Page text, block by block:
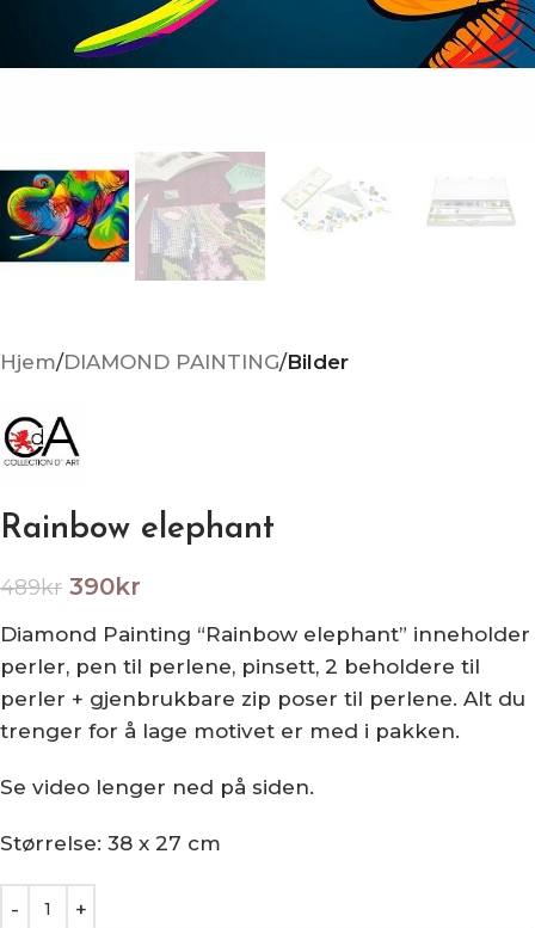
Hjem DIAMOND PAINTING Bilder
Rainbow elephant
489kr 390kr
Diamond Painting “Rainbow elephant” inneholder
perler, pen til perlene, pinsett, 2 beholdere til
perler + gjenbrukbare zip poser til perlene. Alt du
trenger for å lage motivet er med i pakken.
Se video lenger ned på siden.
Størrelse: 38 x 27 cm